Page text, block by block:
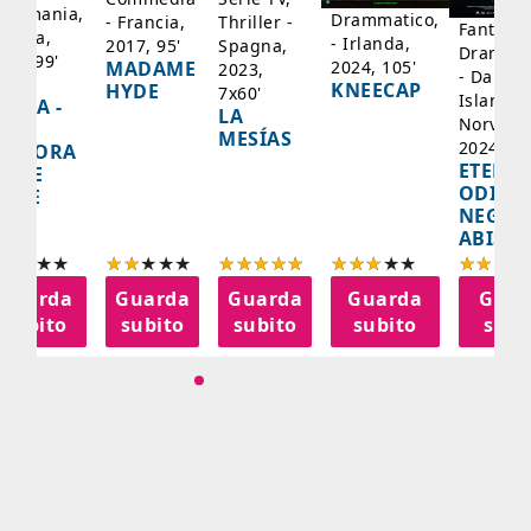
99'
-
subito
- Francia,
2017, 95'
MADAME
HYDE
Guarda
subito
Thriller -
Spagna,
2023,
7x60'
LA
MESÍAS
Guarda
subito
Drammatico,
- Irlanda,
2024, 105'
KNEECAP
Guarda
subito
-
Islanda,
2024,
NEGLI
ABISSI